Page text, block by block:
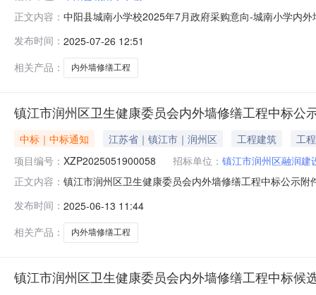
正文内容： 中阳县城南小学校2025年7月政府采购意向-城南小学内
间：2025-08备注：（优质均衡）城南小学内外墙修缮工
发布时间： 2025-07-26 12:51
相关产品：
内外墙修缮工程
镇江市润州区卫生健康委员会内外墙修缮工程中标公
中标｜中标通知 江苏省｜镇江市｜润州区 工程建筑
工程
项目编号： XZP2025051900058 招标单位： 镇江市润州区融润建
正文内容： 镇江市润州区卫生健康委员会内外墙修缮工程中标公示
名称：镇江市润州区卫生健康委员会内外墙修缮工程中
为/。四、联
发布时间： 2025-06-13 11:44
相关产品：
内外墙修缮工程
镇江市润州区卫生健康委员会内外墙修缮工程中标候